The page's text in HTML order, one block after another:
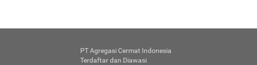
PT Agregasi Cermat Indonesia
Terdaftar dan Diawasi